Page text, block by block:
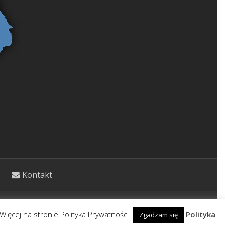
Kontakt
Wpisy nie stanowią porady lekarskiej.
na stronie Polityka Prywatności Zgadzam się Polityka